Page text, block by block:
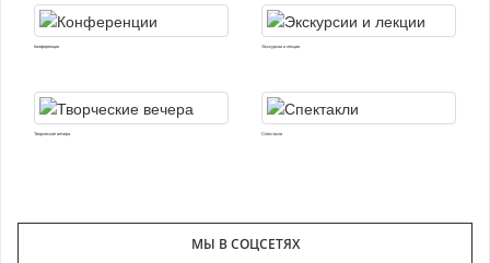
Конференции Экскурсии и лекции
Творческие вечера Спектакли
МЫ В СОЦСЕТЯХ